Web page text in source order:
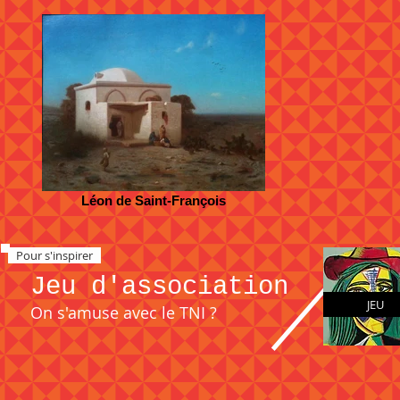
Léon de Saint-François
Pour s'inspirer
Jeu d'association
On s'amuse avec le TNI ? JEU